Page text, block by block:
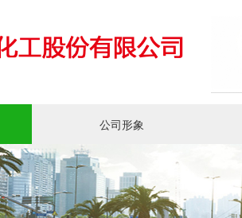
公司形象
新闻动态
社会责任